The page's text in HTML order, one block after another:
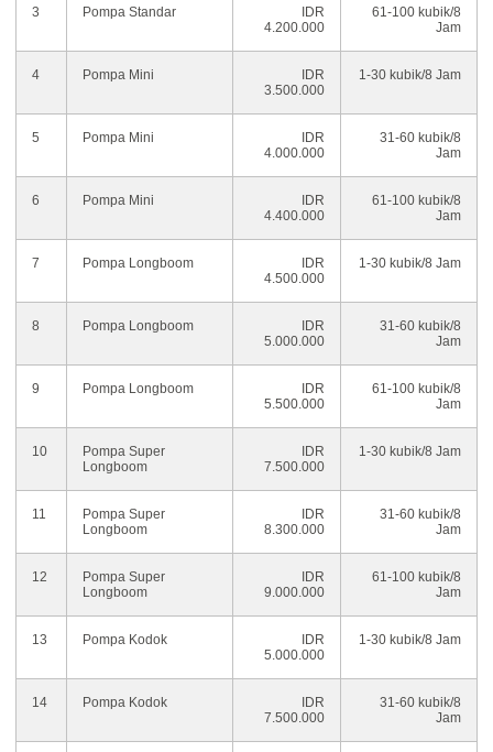
3 Pompa Standar
IDR
4.200.000
61-100 kubik/8
Jam
4 Pompa Mini
IDR
3.500.000
1-30 kubik/8 Jam
5 Pompa Mini
IDR
4.000.000
31-60 kubik/8
Jam
6 Pompa Mini
IDR
4.400.000
61-100 kubik/8
Jam
7 Pompa Longboom
IDR
4.500.000
1-30 kubik/8 Jam
8 Pompa Longboom
IDR
5.000.000
31-60 kubik/8
Jam
9 Pompa Longboom
IDR
5.500.000
61-100 kubik/8
Jam
10
Pompa Super
Longboom
IDR
7.500.000
1-30 kubik/8 Jam
11
Pompa Super
Longboom
IDR
8.300.000
31-60 kubik/8
Jam
12
Pompa Super
Longboom
IDR
9.000.000
61-100 kubik/8
Jam
13 Pompa Kodok
IDR
5.000.000
1-30 kubik/8 Jam
14 Pompa Kodok
IDR
7.500.000
31-60 kubik/8
Jam